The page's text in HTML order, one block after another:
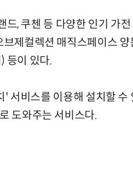
드, 쿠첸 등 다양한 인기 가
제컬렉션 매직스페이스 양
등이 있다.
서비스를 이용해 설치할 수
도와주는 서비스다.